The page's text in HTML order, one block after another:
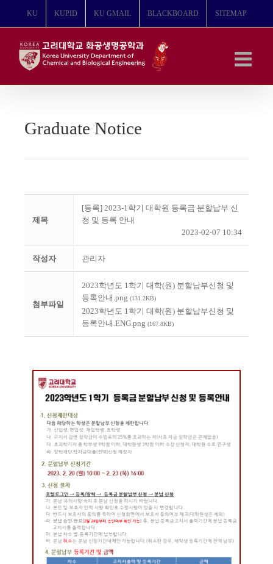
뛰
KU KUPID KU GMAIL BLACKBOARD SITEMAP
Graduate Notice
제목
[등록] 2023-1학기 대학원 등록금 분할납부 신
청 및 등록 안내
2023-02-07 10:34
작성자 관리자
첨부파일
2023학년도 1학기 대학(원) 분할납부신청 및
등록안내.png (131.2KB)
2023학년도 1학기 대학(원) 분할납부신청 및
등록안내.ENG.png (167.8KB)